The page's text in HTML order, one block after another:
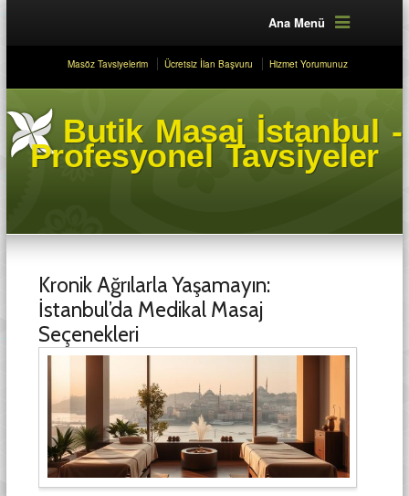
Ana Menü
Masöz Tavsiyelerim Ücretsiz İlan Başvuru Hizmet Yorumunuz
Butik Masaj İstanbul -
Profesyonel Tavsiyeler
Kronik Ağrılarla Yaşamayın:
İstanbul’da Medikal Masaj
Seçenekleri